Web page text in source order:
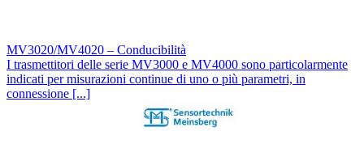
MV3020/MV4020 – Conducibilità
I trasmettitori delle serie MV3000 e MV4000 sono particolarmente
indicati per misurazioni continue di uno o più parametri, in
connessione [...]